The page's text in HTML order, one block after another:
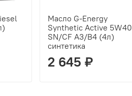
Масло G-Energy
Synthetic Active 5W40
SN/CF A3/B4 (4л)
синтетика
2 645 ₽